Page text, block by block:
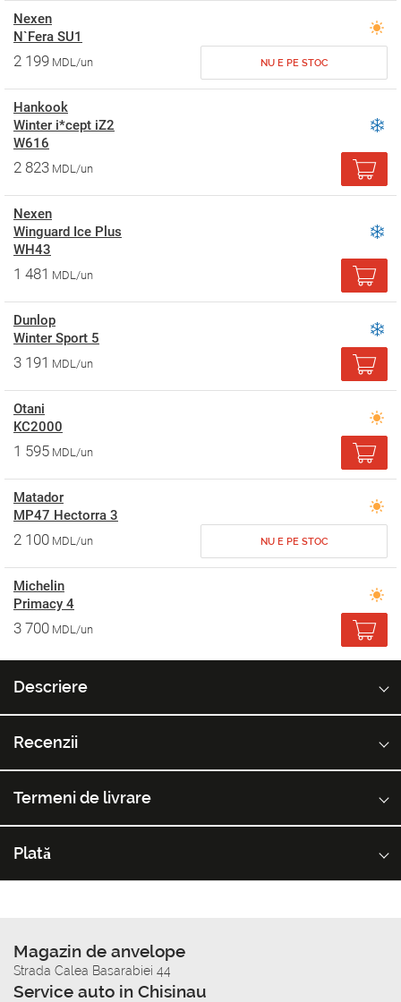
Nexen
N`Fera SU1
2 199 MDL/un NU E PE STOC
Hankook
Winter i*cept iZ2
W616
2 823 MDL/un
Nexen
Winguard Ice Plus
WH43
1 481 MDL/un
Dunlop
Winter Sport 5
3 191 MDL/un
Otani
KC2000
1 595 MDL/un
Matador
MP47 Hectorra 3
2 100 MDL/un NU E PE STOC
Michelin
Primacy 4
3 700 MDL/un
Descriere
Recenzii
Termeni de livrare
Plată
Magazin de anvelope
Strada Calea Basarabiei 44
Service auto in Chisinau